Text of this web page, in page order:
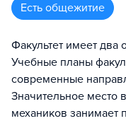
Есть общежитие
Факультет имеет два
Учебные планы
современные
Значительное место
механиков занимает